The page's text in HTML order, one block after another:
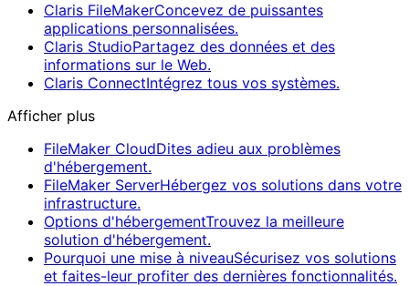
Claris FileMakerConcevez de puissantes
applications personnalisées.
Claris StudioPartagez des données et des
informations sur le Web.
Claris ConnectIntégrez tous vos systèmes.
Afficher plus
FileMaker CloudDites adieu aux problèmes
d'hébergement.
FileMaker ServerHébergez vos solutions dans votre
infrastructure.
Options d'hébergementTrouvez la meilleure
solution d'hébergement.
Pourquoi une mise à niveauSécurisez vos solutions
et faites-leur profiter des dernières fonctionnalités.